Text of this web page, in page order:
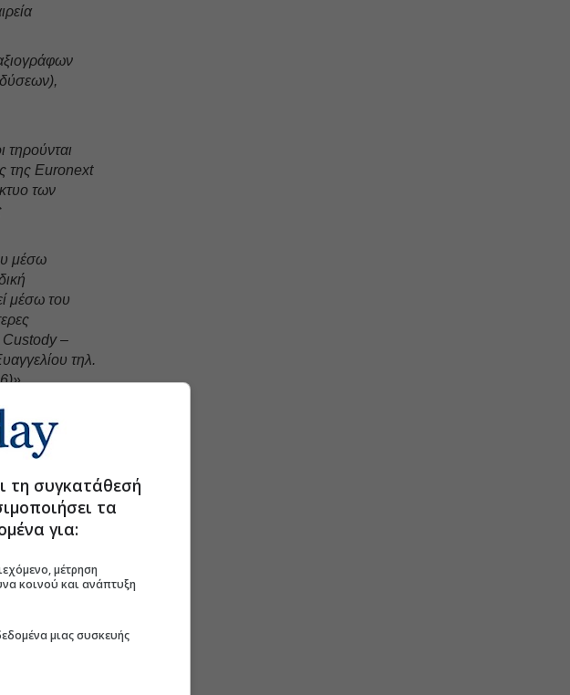
τηρούνται
της Euronext
των
μέσω
μέσω του
Custody –
τηλ.
Euro2day.gr
στο Linkedin
τη συγκατάθεσή
τα
για:
μέτρηση
κοινού και ανάπτυξη
μιας συσκευής